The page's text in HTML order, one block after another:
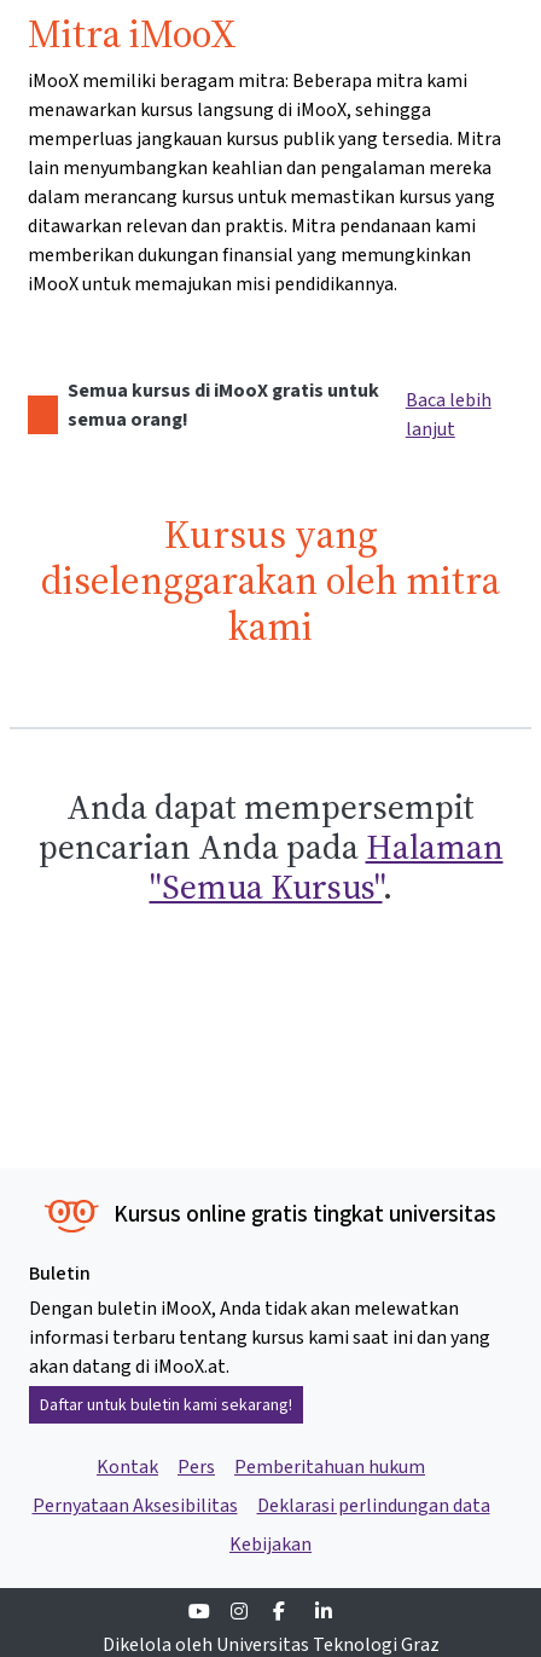
Mitra iMooX
iMooX memiliki beragam mitra: Beberapa mitra kami
menawarkan kursus langsung di iMooX, sehingga
memperluas jangkauan kursus publik yang tersedia. Mitra
lain menyumbangkan keahlian dan pengalaman mereka
dalam merancang kursus untuk memastikan kursus yang
ditawarkan relevan dan praktis. Mitra pendanaan kami
memberikan dukungan finansial yang memungkinkan
iMooX untuk memajukan misi pendidikannya.
Semua kursus di iMooX gratis untuk
semua orang!
Baca lebih
lanjut
Kursus yang
diselenggarakan oleh mitra
kami
Anda dapat mempersempit
pencarian Anda padaHalaman
"Semua Kursus".
Kursus online gratis tingkat universitas
Buletin
Dengan buletin iMooX, Anda tidak akan melewatkan
informasi terbaru tentang kursus kami saat ini dan yang
akan datang di iMooX.at.
Daftar untuk buletin kami sekarang!
Kontak Pers
Pemberitahuan hukum
Pernyataan Aksesibilitas
Deklarasi perlindungan data
Kebijakan
YoutubeInstagramFacebook
Dikelola oleh Universitas Teknologi Graz